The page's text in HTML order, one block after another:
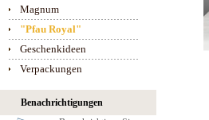
Magnum
"Pfau Royal"
Geschenkideen
Verpackungen
Benachrichtigungen